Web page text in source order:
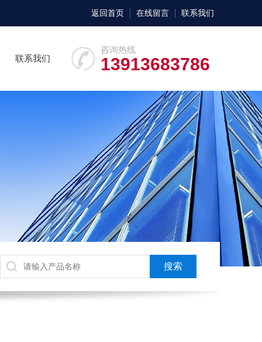
返回首页 在线留言 联系我们
咨询热线
13913683786
联系我们